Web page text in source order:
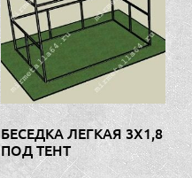
БЕСЕДКА ЛЕГКАЯ 3Х1,8
ПОД ТЕНТ